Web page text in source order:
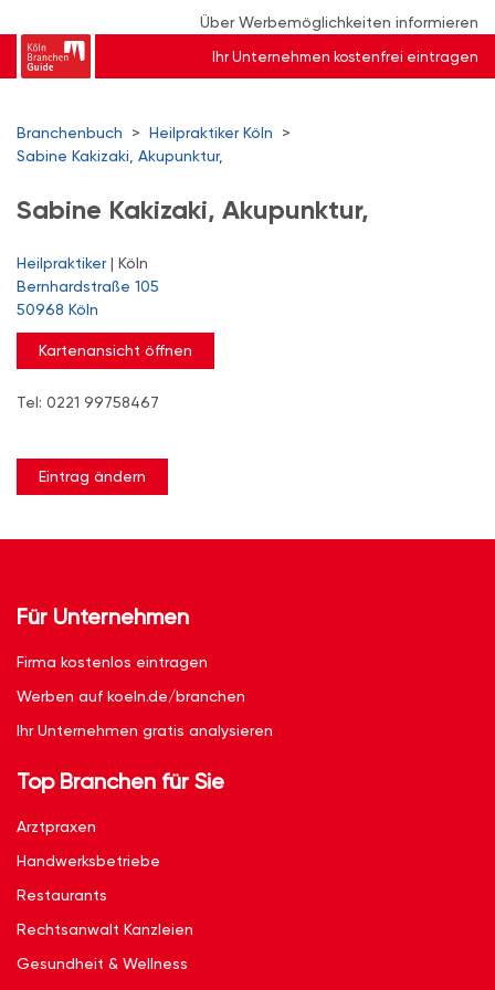
Über Werbemöglichkeiten informieren
Ihr Unternehmen kostenfrei eintragen
Branchenbuch > Heilpraktiker Köln
>
Sabine Kakizaki, Akupunktur,
Sabine Kakizaki, Akupunktur,
Heilpraktiker| Köln
Bernhardstraße 105
50968 Köln
Kartenansicht öffnen
Tel: 0221 99758467
Eintrag ändern
Für Unternehmen
Firma kostenlos eintragen
Werben auf koeln.de/branchen
Ihr Unternehmen gratis analysieren
Top Branchen für Sie
Arztpraxen
Handwerksbetriebe
Restaurants
Rechtsanwalt Kanzleien
Gesundheit & Wellness